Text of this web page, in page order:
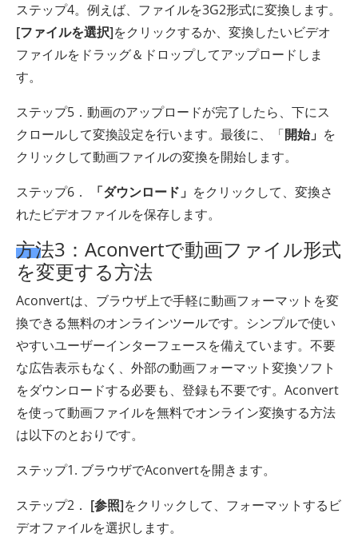
ステップ4。例えば、ファイルを3G2形式に変換します。
[ファイルを選択]をクリックするか、変換したいビデオ
ファイルをドラッグ＆ドロップしてアップロードしま
す。
ステップ5．動画のアップロードが完了したら、下にス
クロールして変換設定を行います。最後に、「開始」 を
クリックして動画ファイルの変換を開始します。
ステップ6．
「ダウンロード」 をクリックして、変換さ
れたビデオファイルを保存します。
方法3：Aconvertで動画ファイル形式
を変更する方法
Aconvertは、ブラウザ上で手軽に動画フォーマットを変
換できる無料のオンラインツールです。シンプルで使い
やすいユーザーインターフェースを備えています。不要
な広告表示もなく、外部の動画フォーマット変換ソフト
をダウンロードする必要も、登録も不要です。Aconvert
を使って動画ファイルを無料でオンライン変換する方法
は以下のとおりです。
ステップ1. ブラウザでAconvertを開きます。
ステップ2． [参照]をクリックして、フォーマットするビ
デオファイルを選択します。